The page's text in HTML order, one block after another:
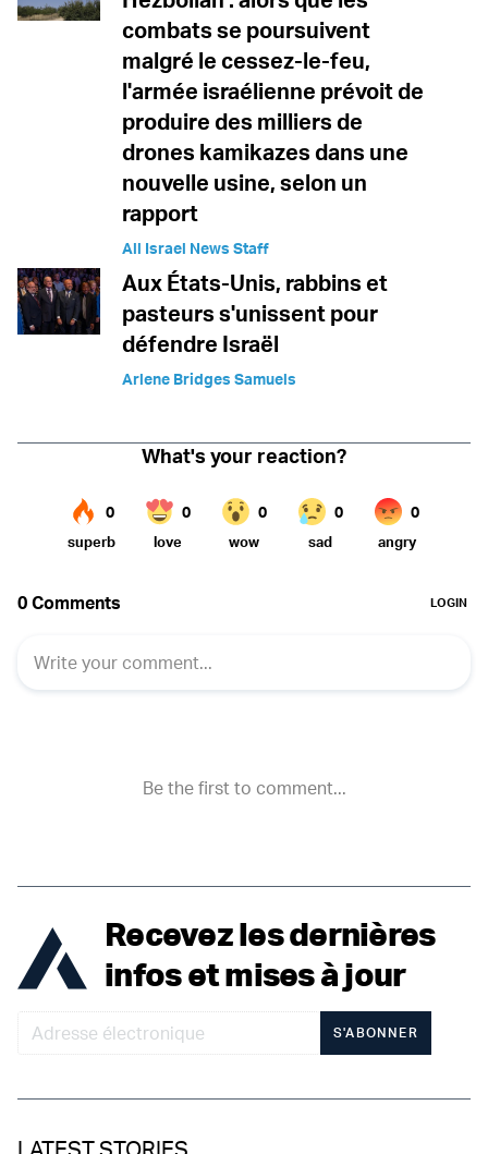
combats se poursuivent
malgré le cessez-le-feu,
l'armée israélienne prévoit de
produire des milliers de
drones kamikazes dans une
nouvelle usine, selon un
rapport
All Israel News Staff
Aux États-Unis, rabbins et
pasteurs s'unissent pour
défendre Israël
Arlene Bridges Samuels
Recevez les dernières
infos et mises à jour
S'ABONNER